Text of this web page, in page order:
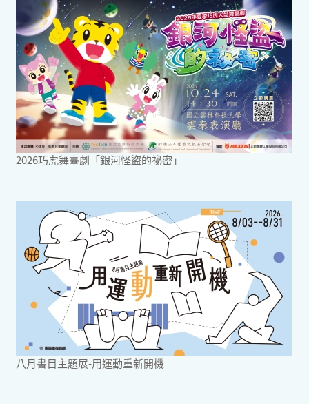
2026巧虎舞臺劇「銀河怪盜的祕密」
八月書目主題展-用運動重新開機